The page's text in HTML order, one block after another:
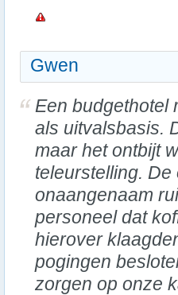
Gwen
Een budgethotel
als uitvalsbasis.
maar het ontbijt
teleurstelling.
onaangenaam
personeel dat
hierover
pogingen
zorgen op onze